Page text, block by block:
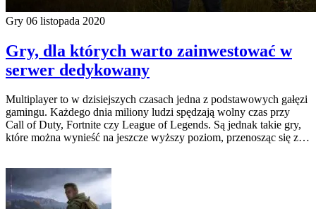
Gry 06 listopada 2020
Gry, dla których warto zainwestować w
serwer dedykowany
Multiplayer to w dzisiejszych czasach jedna z podstawowych gałęzi
gamingu. Każdego dnia miliony ludzi spędzają wolny czas przy
Call of Duty, Fortnite czy League of Legends. Są jednak takie gry,
które można wynieść na jeszcze wyższy poziom, przenosząc się z…